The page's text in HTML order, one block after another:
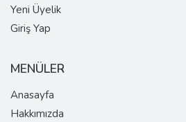
Yeni Üyelik
Giriş Yap
MENÜLER
Anasayfa
Hakkımızda